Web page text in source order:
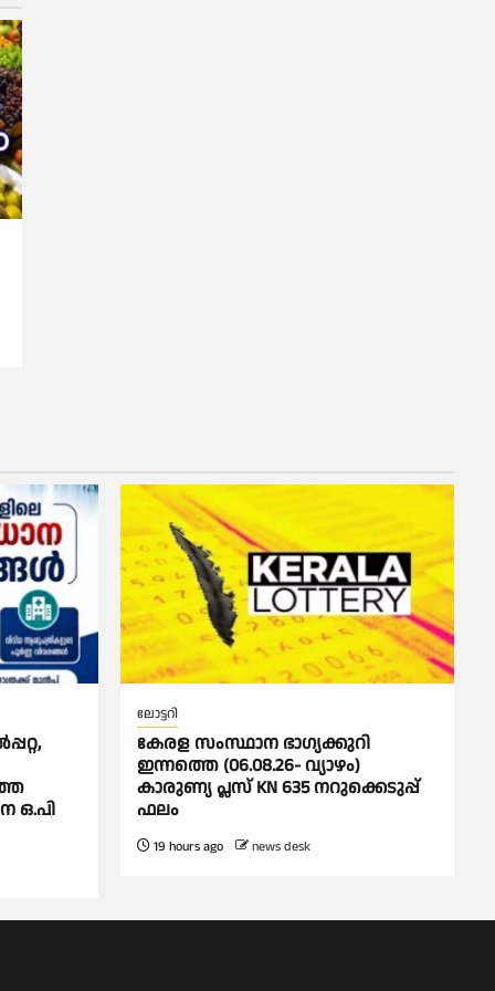
ഒ.പി
ലോട്ടറി
കേരള സംസ്ഥാന ഭാഗ്യക്കുറി
ഇന്നത്തെ (06.08.26- വ്യാഴം)
കാരുണ്യ പ്ലസ് KN 635 നറുക്കെടുപ്പ്
ഫലം
19 hours ago news desk